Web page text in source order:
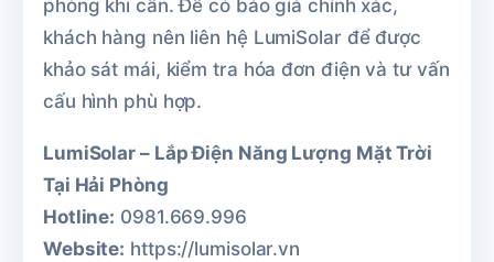
phòng khi cần. Để có báo giá chính xác,
khách hàng nên liên hệ LumiSolar để được
khảo sát mái, kiểm tra hóa đơn điện và tư vấn
cấu hình phù hợp.
LumiSolar – Lắp Điện Năng Lượng Mặt Trời
Tại Hải Phòng
Hotline: 0981.669.996
Website: https://lumisolar.vn